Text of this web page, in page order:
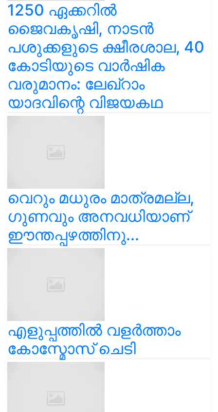
1250 ഏക്കറിൽ
ജൈവകൃഷി, നാടൻ
പശുക്കളുടെ ക്ഷീരശാല, 40
കോടിയുടെ വാർഷിക
വരുമാനം: ലേഖ്‌റാം
യാദവിന്റെ വിജയകഥ
വെറും മധുരം മാത്രമല്ല,
ഗുണവും അനവധിയാണ്
ഈന്തപ്പഴത്തിനു...
എളുപ്പത്തിൽ വളർത്താം
കോസ്മോസ് ചെടി